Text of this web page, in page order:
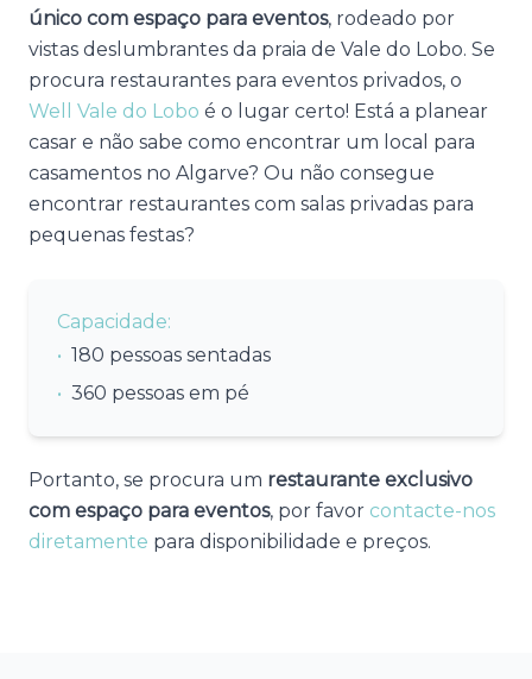
único com espaço para eventos, rodeado por
vistas deslumbrantes da praia de Vale do Lobo. Se
procura restaurantes para eventos privados, o
Well Vale do Lobo é o lugar certo! Está a planear
casar e não sabe como encontrar um local para
casamentos no Algarve? Ou não consegue
encontrar restaurantes com salas privadas para
pequenas festas?
Capacidade:
• 180 pessoas sentadas
• 360 pessoas em pé
Portanto, se procura um restaurante exclusivo
com espaço para eventos, por favor contacte-nos
diretamente para disponibilidade e preços.